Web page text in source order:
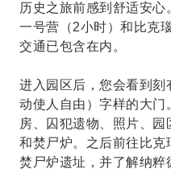
历史之旅前感到舒适安
一号营（2小时）和比克
交通已包含在内。
进入园区后，您会看到
动使人自由）字样的大
房、囚犯遗物、照片、
和焚尸炉。之后前往比克
焚尸炉遗址，并了解纳粹